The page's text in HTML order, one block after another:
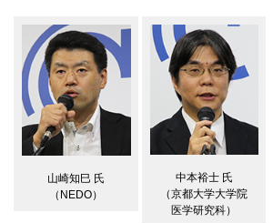
山崎知巳 氏
（NEDO）
中本裕士 氏
（京都大学大学院
医学研究科）